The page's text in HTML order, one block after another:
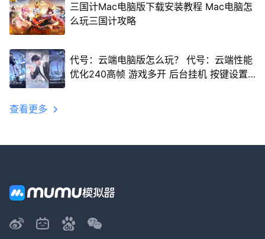
三国计Mac电脑版下载安装教程 Mac电脑怎
么玩三国计攻略
代号：云端电脑版怎么玩？ 代号：云端性能
优化240高帧 游戏多开 后台挂机 按键设置
查看更多